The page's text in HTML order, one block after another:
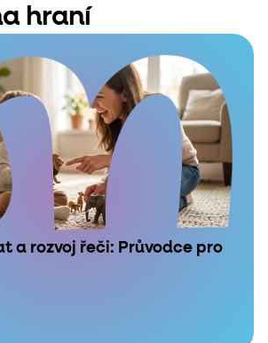
hraní
a rozvoj řeči: Průvodce pro